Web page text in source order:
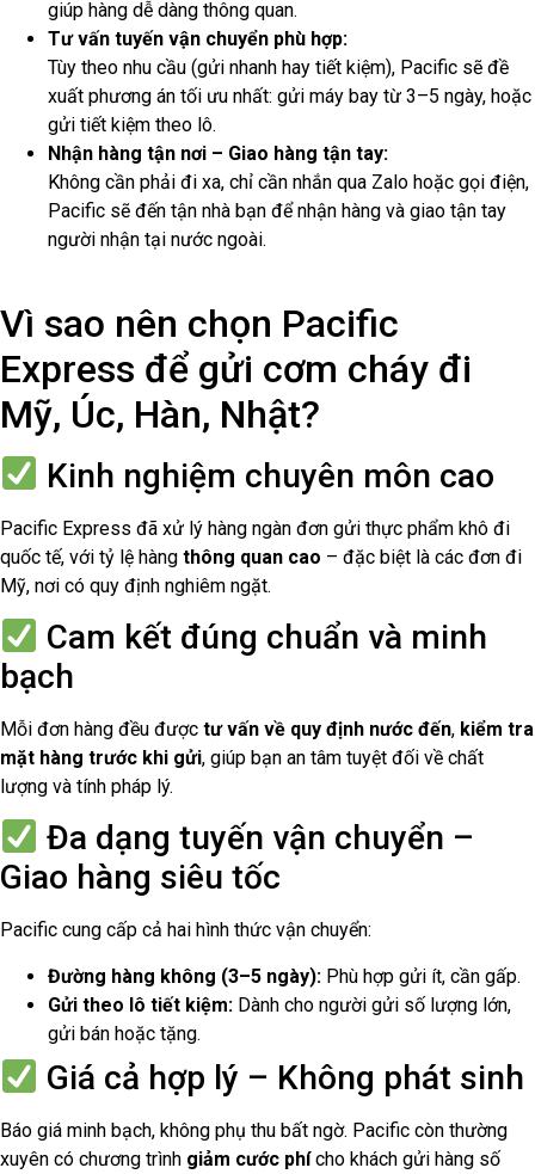
giúp hàng dễ dàng thông quan.
Tư vấn tuyến vận chuyển phù hợp:
Tùy theo nhu cầu (gửi nhanh hay tiết kiệm), Pacific sẽ đề
xuất phương án tối ưu nhất: gửi máy bay từ 3–5 ngày, hoặc
gửi tiết kiệm theo lô.
Nhận hàng tận nơi – Giao hàng tận tay:
Không cần phải đi xa, chỉ cần nhắn qua Zalo hoặc gọi điện,
Pacific sẽ đến tận nhà bạn để nhận hàng và giao tận tay
người nhận tại nước ngoài.
Vì sao nên chọn Pacific
Express để gửi cơm cháy đi
Mỹ, Úc, Hàn, Nhật?
Kinh nghiệm chuyên môn cao
Pacific Express đã xử lý hàng ngàn đơn gửi thực phẩm khô đi
quốc tế, với tỷ lệ hàng thông quan cao – đặc biệt là các đơn đi
Mỹ, nơi có quy định nghiêm ngặt.
Cam kết đúng chuẩn và minh
bạch
Mỗi đơn hàng đều được tư vấn về quy định nước đến, kiểm tra
mặt hàng trước khi gửi, giúp bạn an tâm tuyệt đối về chất
lượng và tính pháp lý.
Đa dạng tuyến vận chuyển –
Giao hàng siêu tốc
Pacific cung cấp cả hai hình thức vận chuyển:
Đường hàng không (3–5 ngày): Phù hợp gửi ít, cần gấp.
Gửi theo lô tiết kiệm: Dành cho người gửi số lượng lớn,
gửi bán hoặc tặng.
Giá cả hợp lý – Không phát sinh
Báo giá minh bạch, không phụ thu bất ngờ. Pacific còn thường
xuyên có chương trình giảm cước phícho khách gửi hàng số